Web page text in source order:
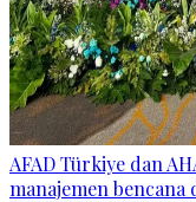
AFAD Türkiye dan
manajemen bencana